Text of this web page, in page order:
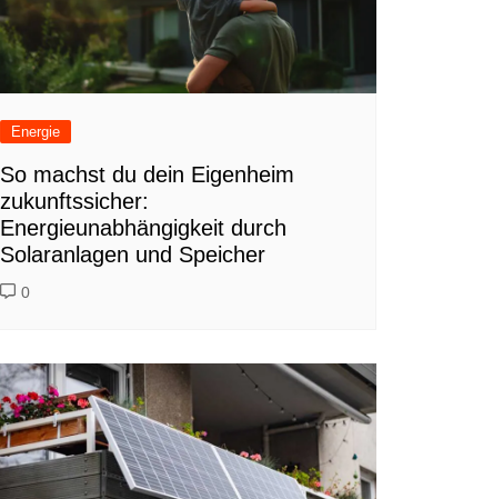
Energie
So machst du dein Eigenheim
zukunftssicher:
Energieunabhängigkeit durch
Solaranlagen und Speicher
0